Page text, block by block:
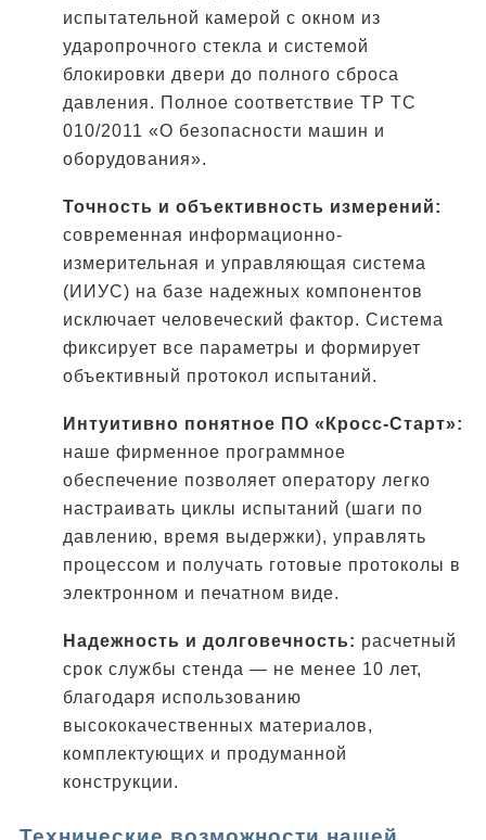
испытательной камерой с окном из
ударопрочного стекла и системой
блокировки двери до полного сброса
давления. Полное соответствие ТР ТС
010/2011 «О безопасности машин и
оборудования».
Точность и объективность измерений:
современная информационно-
измерительная и управляющая система
(ИИУС) на базе надежных компонентов
исключает человеческий фактор. Система
фиксирует все параметры и формирует
объективный протокол испытаний.
Интуитивно понятное ПО «Кросс-Старт»:
наше фирменное программное
обеспечение позволяет оператору легко
настраивать циклы испытаний (шаги по
давлению, время выдержки), управлять
процессом и получать готовые протоколы в
электронном и печатном виде.
Надежность и долговечность: расчетный
срок службы стенда — не менее 10 лет,
благодаря использованию
высококачественных материалов,
комплектующих и продуманной
конструкции.